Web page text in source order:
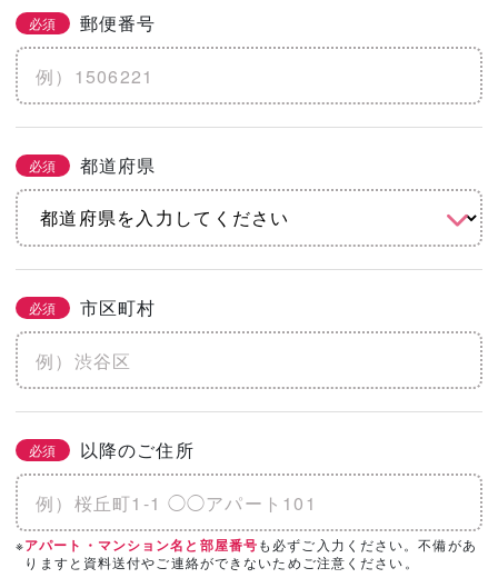
必須 郵便番号
必須 都道府県
必須 市区町村
必須 以降のご住所
※アパート・マンション名と部屋番号も必ずご入力ください。不備があ
りますと資料送付やご連絡ができないためご注意ください。